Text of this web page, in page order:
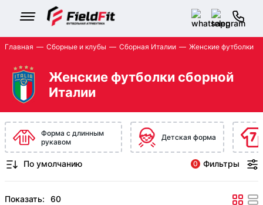
Главная Сборные и клубы Сборная Италии Женские футболки
Женские футболки сборной
Италии
Форма с длинным
рукавом
Детская форма
0 Фильтры
Показать: